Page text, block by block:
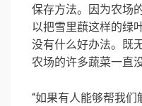
保存方法。因为农场
以把雪里蕻这样的绿
没有什么好办法。既
农场的许多蔬菜一直
“如果有人能够帮我